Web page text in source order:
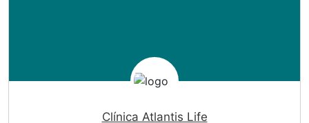
Clínica Atlantis Life